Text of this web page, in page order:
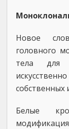
Новое
головного
тела для
собственных
Белые